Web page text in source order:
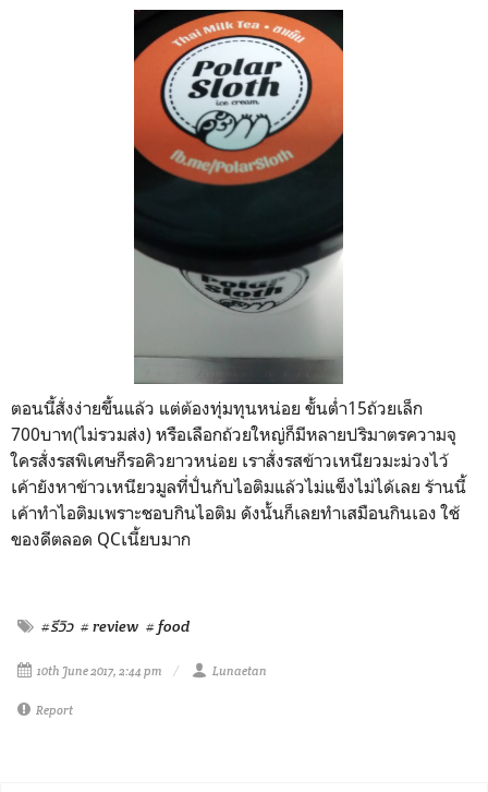
ตอนนี้สั่งง่ายขึ้นแล้ว แต่ต้องทุ่มทุนหน่อย ขั้นต่ำ15ถ้วยเล็ก
700บาท(ไม่รวมส่ง) หรือเลือกถ้วยใหญ่ก็มีหลายปริมาตรความจุ
ใครสั่งรสพิเศษก็รอคิวยาวหน่อย เราสั่งรสข้าวเหนียวมะม่วงไว้
เค้ายังหาข้าวเหนียวมูลที่ปั่นกับไอติมแล้วไม่แข็งไม่ได้เลย ร้านนี้
เค้าทำไอติมเพราะชอบกินไอติม ดังนั้นก็เลยทำเสมือนกินเอง ใช้
ของดีตลอด QCเนี้ยบมาก
#รีวิว # review # food
10th June 2017, 2:44 pm Lunaetan
Report